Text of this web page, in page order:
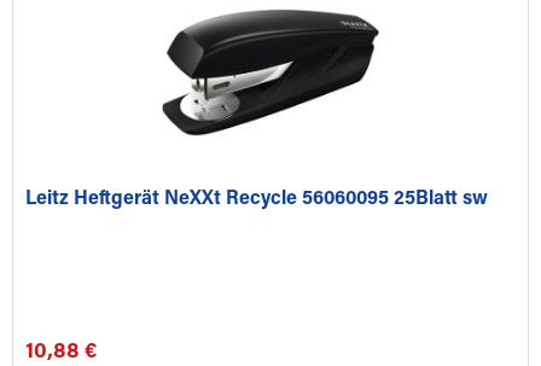
Leitz Heftgerät NeXXt Recycle 56060095 25Blatt sw
10,88 €